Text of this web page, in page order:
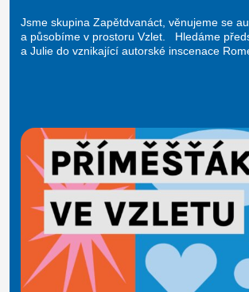
Jsme skupina Zapětdvanáct, věnujeme se
a působíme v prostoru Vzlet. Hledáme
a Julie do vznikající autorské inscenace